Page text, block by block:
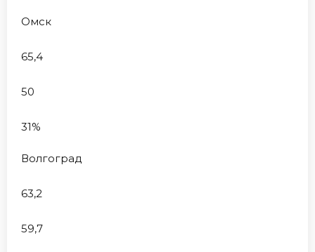
Омск
65,4
50
31%
Волгоград
63,2
59,7